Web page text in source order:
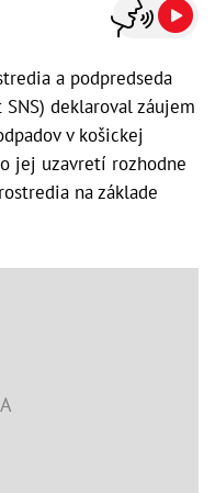
a podpredseda
SNS) deklaroval záujem
v košickej
jej uzavretí rozhodne
na základe